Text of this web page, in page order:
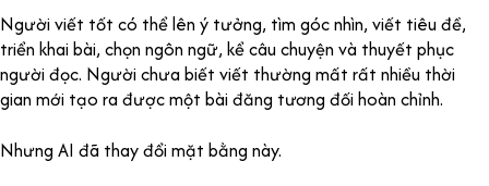
Người viết tốt có thể lên ý tưởng, tìm góc nhìn, viết tiêu đề,
triển khai bài, chọn ngôn ngữ, kể câu chuyện và thuyết phục
người đọc. Người chưa biết viết thường mất rất nhiều thời
gian mới tạo ra được một bài đăng tương đối hoàn chỉnh.
Nhưng AI đã thay đổi mặt bằng này.